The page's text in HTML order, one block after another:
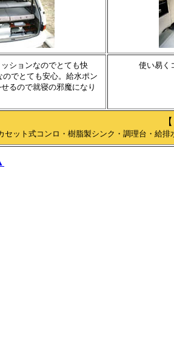
ションなのでとても快
でとても安心。給水ポン
るので就寝の邪魔になり
使い易く
セット式コンロ・樹脂製シンク・調理台・給